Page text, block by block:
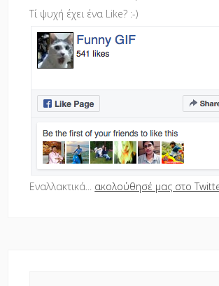
Τί ψυχή έχει ένα Like? :-)
Εναλλακτικά... ακολούθησέ μας στο